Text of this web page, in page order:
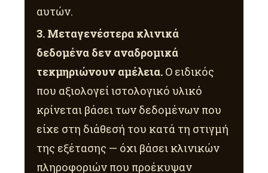
αυτών.
3. Μεταγενέστερα κλινικά
δεδομένα δεν αναδρομικά
τεκμηριώνουν αμέλεια. Ο ειδικός
που αξιολογεί ιστολογικό υλικό
κρίνεται βάσει των δεδομένων που
είχε στη διάθεσή του κατά τη στιγμή
της εξέτασης — όχι βάσει κλινικών
πληροφοριών που προέκυψαν